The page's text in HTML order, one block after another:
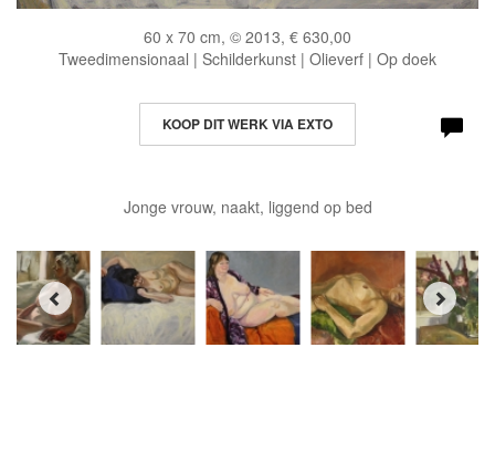
60 x 70 cm, © 2013, € 630,00
Tweedimensionaal | Schilderkunst | Olieverf | Op doek
KOOP DIT WERK VIA EXTO
Jonge vrouw, naakt, liggend op bed